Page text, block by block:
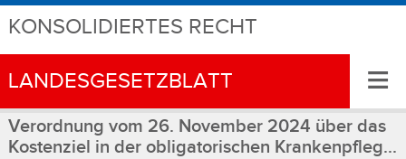
KONSOLIDIERTES RECHT
LANDESGESETZBLATT ≡
Verordnung vom 26. November 2024 über das
Kostenziel in der obligatorischen Krankenpfleg...